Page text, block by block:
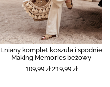
Lniany komplet koszula i spodnie
Making Memories beżowy
109,99 zł219,99 zł